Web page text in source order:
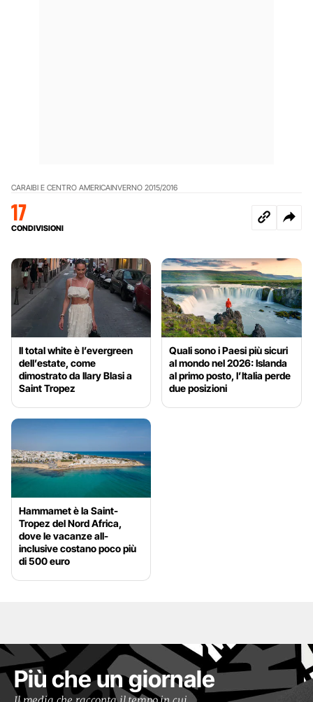
CARAIBI E CENTRO AMERICAINVERNO 2015/2016
17
CONDIVISIONI
Il total white è l’evergreen
dell’estate, come
dimostrato da Ilary Blasi a
Saint Tropez
Quali sono i Paesi più sicuri
al mondo nel 2026: Islanda
al primo posto, l’Italia perde
due posizioni
Hammamet è la Saint-
Tropez del Nord Africa,
dove le vacanze all-
inclusive costano poco più
di 500 euro
Più che un giornale